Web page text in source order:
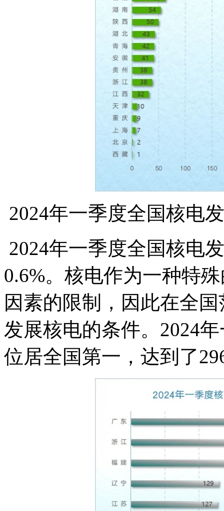
2024年一季度全国核电
2024年一季度全国核电
0.6%。核电作为一种特
因素的限制，因此在全
发展核电的条件。2024
位居全国第一，达到了